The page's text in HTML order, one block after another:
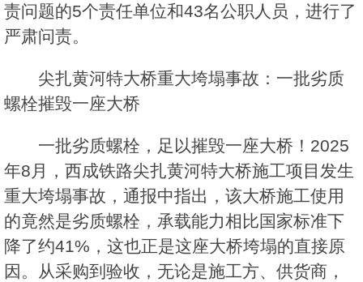
责问题的5个责任单位和43名公职人员，进行了
严肃问责。
尖扎黄河特大桥重大垮塌事故：一批劣质
螺栓摧毁一座大桥
一批劣质螺栓，足以摧毁一座大桥！2025
年8月，西成铁路尖扎黄河特大桥施工项目发生
重大垮塌事故，通报中指出，该大桥施工使用
的竟然是劣质螺栓，承载能力相比国家标准下
降了约41%，这也正是这座大桥垮塌的直接原
因。从采购到验收，无论是施工方、供货商，